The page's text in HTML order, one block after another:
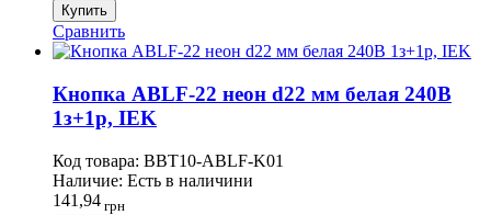
Купить
Сравнить
Кнопка ABLF-22 неон d22 мм белая 240В
1з+1р, IEK
Код товара: BBT10-ABLF-K01
Наличие: Есть в наличини
141,94 грн